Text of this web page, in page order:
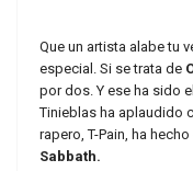
Que un artista alabe tu
especial. Si se trata de
por dos. Y ese ha sido
Tinieblas ha aplaudido
rapero, T-Pain, ha
Sabbath.